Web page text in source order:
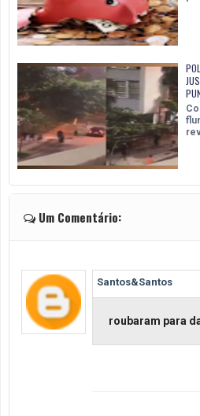
Um Comentário:
Santos&Santos
roubaram para